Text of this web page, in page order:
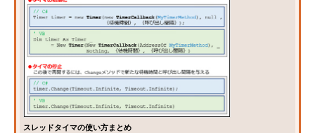
スレッドタイマの使い方まとめ